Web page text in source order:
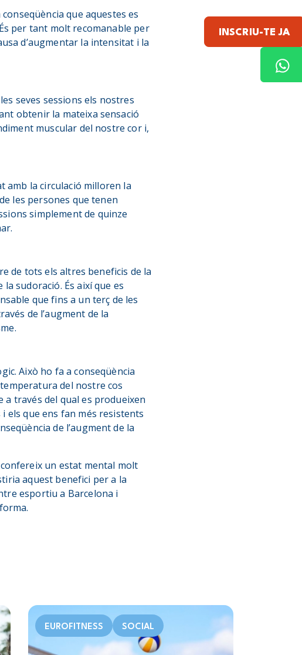
INSCRIU-TE JA
que aquestes es
per tant molt recomanable per
d’augmentar la intensitat i la
seves sessions els nostres
obtenir la mateixa sensació
muscular del nostre cor i,
amb la circulació milloren la
les persones que tenen
simplement de quinze
de tots els altres beneficis de la
sudoració. És així que es
que fins a un terç de les
de l’augment de la
Això ho fa a conseqüència
del nostre cos
a través del qual es produeixen
els que ens fan més resistents
de l’augment de la
un estat mental molt
aquest benefici per a la
esportiu a Barcelona i
EUROFITNESS SOCIAL